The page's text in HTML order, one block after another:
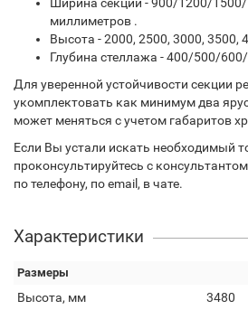
миллиметров .
Высота - 2000, 2500, 3000, 3500,
Глубина стеллажа - 400/500/
Для уверенной устойчивости секции
укомплектовать как минимум два
может меняться с учетом габаритов
Если Вы устали искать необходимый
проконсультируйтесь с
по телефону, по email, в чате.
Характеристики
Размеры
Высота, мм
3480